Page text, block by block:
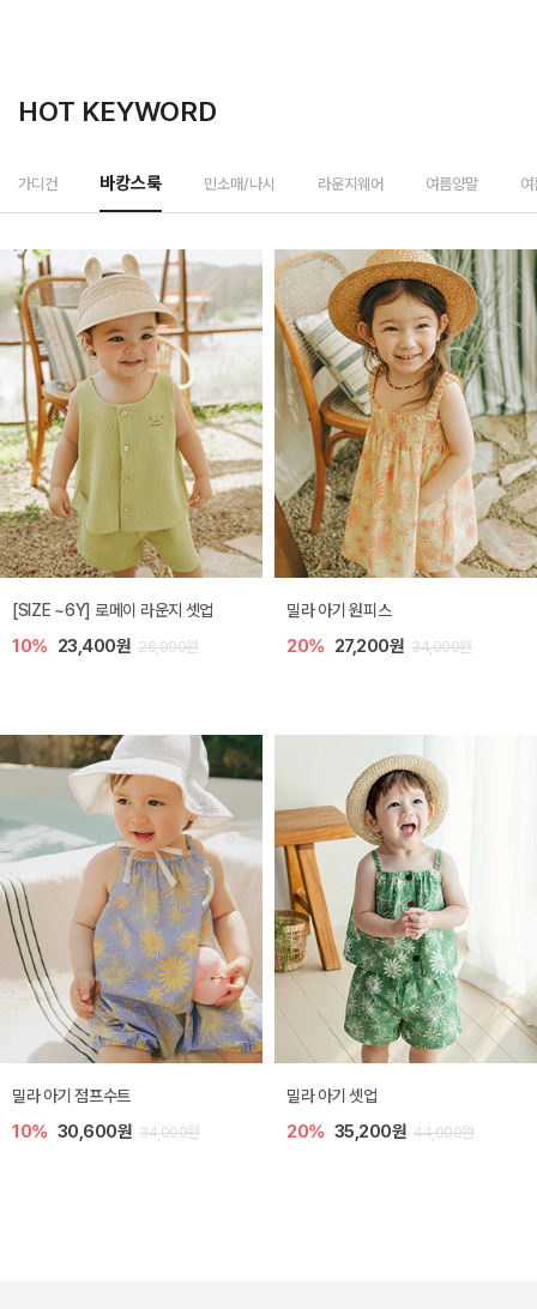
HOT KEYWORD
가디건 바캉스룩 민소매/나시 라운지웨어 여름양말
엘리오 아기 블라우스
20% 21,600원 27,000원
엘로디 니트 아기 뷔스티에
20% 21,600원 27,000원
토닉 아기 민소매 티셔츠
20% 11,200원 14,000원
베티 니트 아기 민소매 티셔츠
10% 24,300원 27,000원